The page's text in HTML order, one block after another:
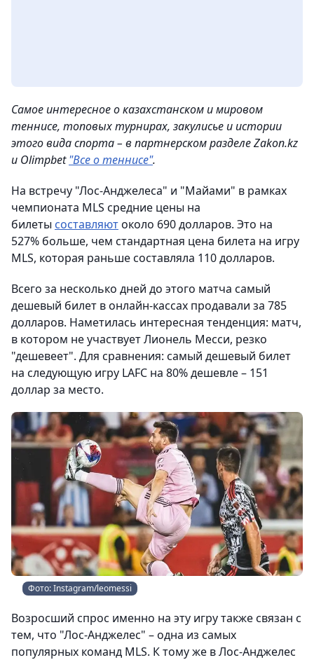
Самое интересное о казахстанском и мировом
теннисе, топовых турнирах, закулисье и истории
этого вида спорта – в партнерском разделе Zakon.kz
и Olimpbet"Все о теннисе".
На встречу "Лос-Анджелеса" и "Майами" в рамках
чемпионата MLS средние цены на
билеты составляютоколо 690 долларов. Это на
527% больше, чем стандартная цена билета на игру
MLS, которая раньше составляла 110 долларов.
Всего за несколько дней до этого матча самый
дешевый билет в онлайн-кассах продавали за 785
долларов. Наметилась интересная тенденция: матч,
в котором не участвует Лионель Месси, резко
"дешевеет". Для сравнения: самый дешевый билет
на следующую игру LAFC на 80% дешевле – 151
доллар за место.
Фото: Instagram/leomessi
Возросший спрос именно на эту игру также связан с
тем, что "Лос-Анджелес" – одна из самых
популярных команд MLS. К тому же в Лос-Анджелес